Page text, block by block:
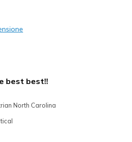
true to width
best best!!
North Carolina